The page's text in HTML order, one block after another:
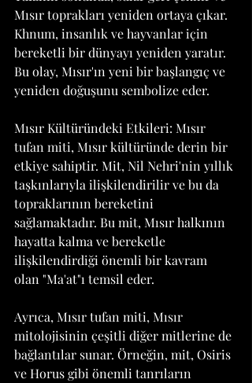
Mısır toprakları yeniden ortaya çıkar.
Khnum, insanlık ve hayvanlar için
bereketli bir dünyayı yeniden yaratır.
Bu olay, Mısır'ın yeni bir başlangıç ve
yeniden doğuşunu sembolize eder.
Mısır Kültüründeki Etkileri: Mısır
tufan miti, Mısır kültüründe derin bir
etkiye sahiptir. Mit, Nil Nehri'nin yıllık
taşkınlarıyla ilişkilendirilir ve bu da
topraklarının bereketini
sağlamaktadır. Bu mit, Mısır halkının
hayatta kalma ve bereketle
ilişkilendirdiği önemli bir kavram
olan "Ma'at"ı temsil eder.
Ayrıca, Mısır tufan miti, Mısır
mitolojisinin çeşitli diğer mitlerine de
bağlantılar sunar. Örneğin, mit, Osiris
ve Horus gibi önemli tanrıların